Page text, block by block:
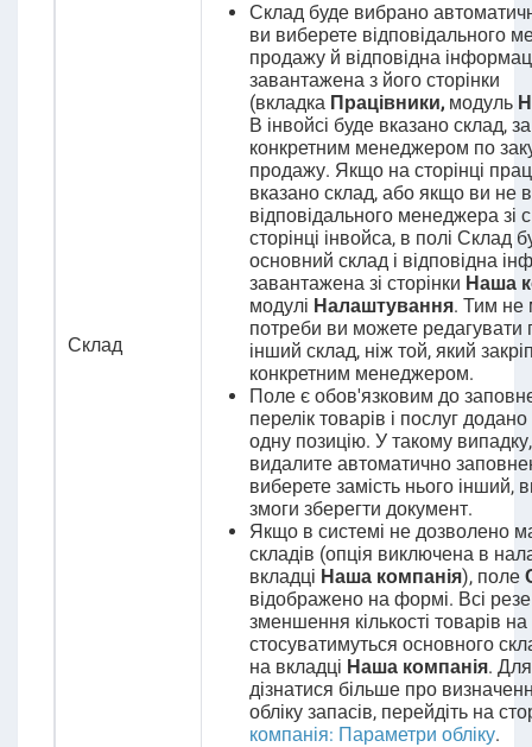
Склад
Склад буде вибрано
ви виберете відповідального
продажу й відповідна
завантажена з його сторінки
(вкладка Працівники,модуль
В інвойсі буде вказано склад,
конкретним менеджером по
продажу. Якщо на сторінці
вказано склад, або якщо ви не
відповідального менеджера зі
сторінці інвойса, в полі Склад
основний склад і відповідна
завантажена зі сторінки Наша
модулі Налаштування. Тим не
потреби ви можете редагувати
інший склад, ніж той, який
конкретним менеджером.
Поле є обов'язковим до
перелік товарів і послуг
одну позицію. У такому
видалите автоматично
виберете замість нього інший,
змоги зберегти документ.
Якщо в системі не дозволено
складів (опція виключена в
вкладці Наша компанія), поле
відображено на формі. Всі
зменшення кількості товарів на
стосуватимуться основного
на вкладці Наша компанія.
дізнатися більше про
обліку запасів, перейдіть на
компанія: Параметри обліку.